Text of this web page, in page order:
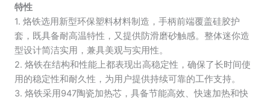
电
烙
铁
可
调
温
数
量
特性
1. 烙铁选用新型环保塑料材料制造，手柄前端覆盖硅胶护
套，既具备耐高温特性，又提供防滑磨砂触感。整体迷你造
型设计简洁实用，兼具美观与实用性。
2. 烙铁在结构和性能上都表现出高稳定性，确保了长时间使
用的稳定性和耐久性，为用户提供持续可靠的工作支持。
3. 烙铁采用947陶瓷加热芯，具备节能高效、快速加热和快